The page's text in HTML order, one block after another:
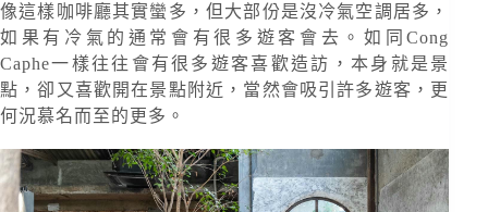
像這樣咖啡廳其實蠻多，但大部份是沒冷氣空調居多，
如果有冷氣的通常會有很多遊客會去。如同Cong
Caphe一樣往往會有很多遊客喜歡造訪，本身就是景
點，卻又喜歡開在景點附近，當然會吸引許多遊客，更
何況慕名而至的更多。